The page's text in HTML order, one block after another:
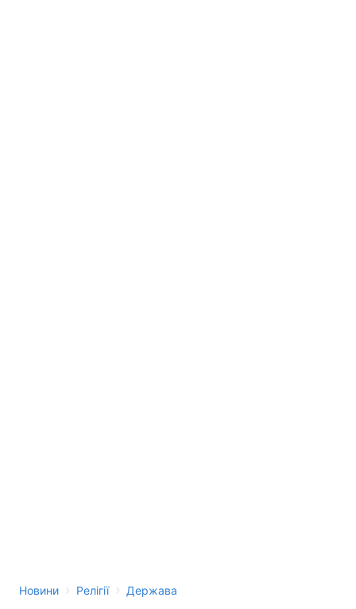
Новини › Релігії › Держава